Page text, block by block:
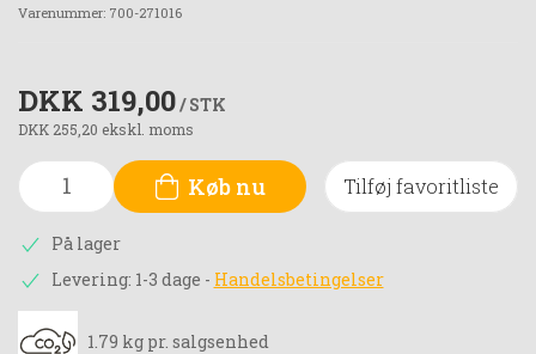
Varenummer: 700-271016
DKK 319,00/ STK
DKK 255,20 ekskl. moms
Køb nu Tilføj favoritliste
På lager
Levering: 1-3 dage - Handelsbetingelser
1.79 kg pr. salgsenhed